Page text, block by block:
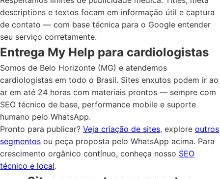
descriptions e textos focam em informação útil e captura
de contato — com base técnica para o Google entender
seu serviço corretamente.
Entrega My Help para cardiologistas
Somos de Belo Horizonte (MG) e atendemos
cardiologistas em todo o Brasil. Sites enxutos podem ir ao
ar em até 24 horas com materiais prontos — sempre com
SEO técnico de base, performance mobile e suporte
humano pelo WhatsApp.
Pronto para publicar? Veja criação de sites, explore outros
segmentos ou peça proposta pelo WhatsApp acima. Para
crescimento orgânico contínuo, conheça nosso SEO
técnico e local.